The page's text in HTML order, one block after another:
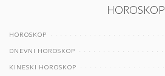
HOROSKOP
HOROSKOP
DNEVNI HOROSKOP
KINESKI HOROSKOP